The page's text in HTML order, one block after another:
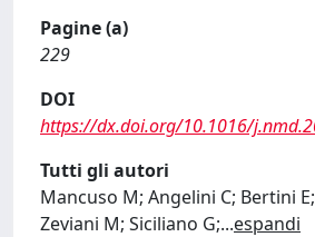
Pagine (a)
229
DOI
https://dx.doi.org/10.1016/
Tutti gli autori
Mancuso M; Angelini C; Bertini
Zeviani M; Siciliano G;...espandi